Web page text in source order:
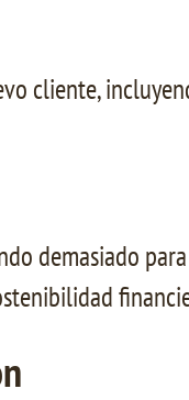
cliente,
demasiado